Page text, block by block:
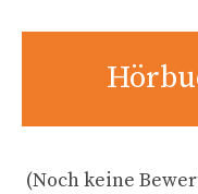
(Noch keine